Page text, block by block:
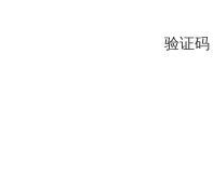
验证码